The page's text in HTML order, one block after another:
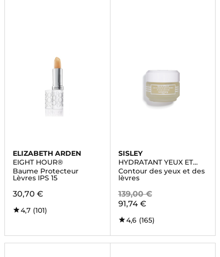
ELIZABETH ARDEN
EIGHT HOUR®
Baume Protecteur
Lèvres IPS 15
30,70 €
4,7 (101)
SISLEY
HYDRATANT YEUX ET
LEVRES
Contour des yeux et des
lèvres
139,00 €
91,74 €
4,6 (165)